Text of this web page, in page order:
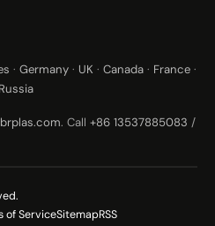
· Germany · UK · Canada · France ·
Russia
. Call +86 13537885083 /
of ServiceSitemapRSS